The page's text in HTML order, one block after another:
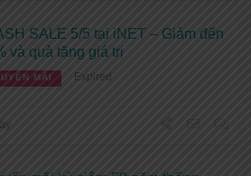
SALE 5/5 tại iNET – Giảm đến
và quà tặng giá trị
MÃI Expired